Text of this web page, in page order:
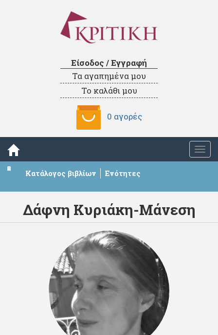
Είσοδος / Εγγραφή
Τα αγαπημένα μου
Το καλάθι μου
0 αγορές
Κατάλογος βιβλίων Ενότητες
Δάφνη Κυριάκη-Μάνεση